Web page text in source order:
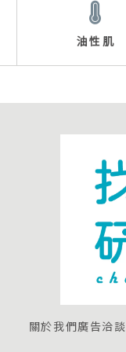
油性肌
關於我們廣告洽談